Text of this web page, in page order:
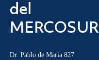
del
MERCOSUR
Dr. Pablo de Maria 827